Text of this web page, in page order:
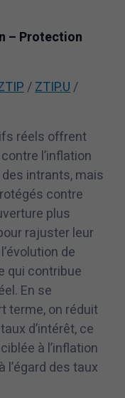
– Protection
/ZTIP.U/
réels offrent
l’inflation
intrants, mais
contre
plus
rajuster leur
de
qui contribue
En se
terme, on réduit
d’intérêt, ce
à l’inflation
l’égard des taux